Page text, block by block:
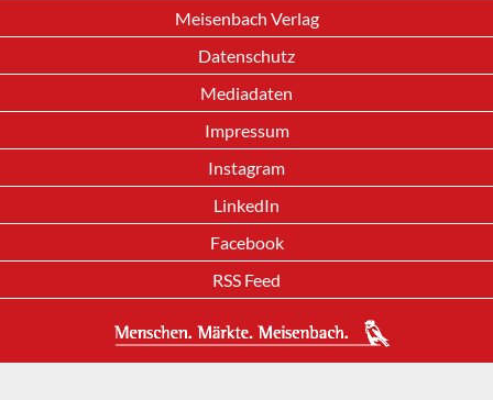
Meisenbach Verlag
Datenschutz
Mediadaten
Impressum
Instagram
LinkedIn
Facebook
RSS Feed